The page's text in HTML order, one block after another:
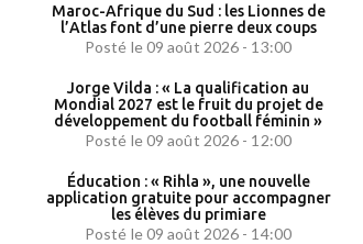
Maroc-Afrique du Sud : les Lionnes de
l’Atlas font d’une pierre deux coups
Posté le 09 août 2026 - 13:00
Jorge Vilda : « La qualification au
Mondial 2027 est le fruit du projet de
développement du football féminin »
Posté le 09 août 2026 - 12:00
Éducation : « Rihla », une nouvelle
application gratuite pour accompagner
les élèves du primiare
Posté le 09 août 2026 - 14:00